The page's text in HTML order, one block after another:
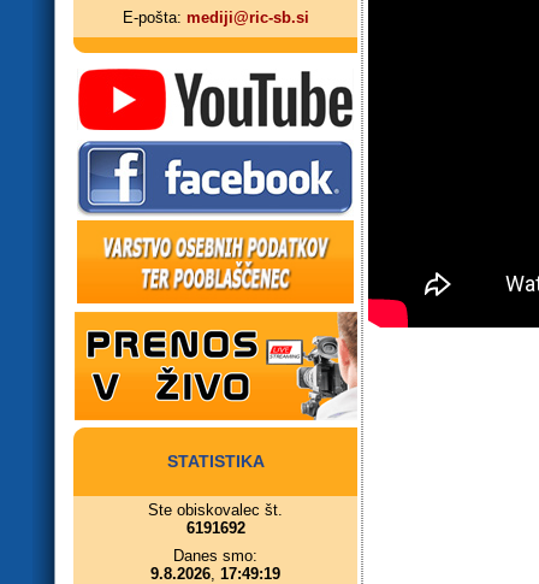
E-pošta: mediji@ric-sb.si
STATISTIKA
Ste obiskovalec št.
6191692
Danes smo:
9.8.2026, 17:49:19